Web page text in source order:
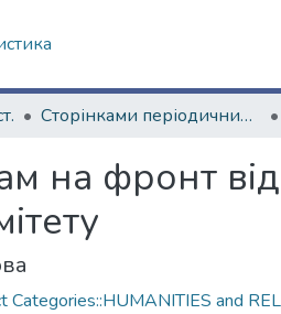
Сторінками періодичних видань ХХ ст.
на фронт
Categories::HUMANITIES and